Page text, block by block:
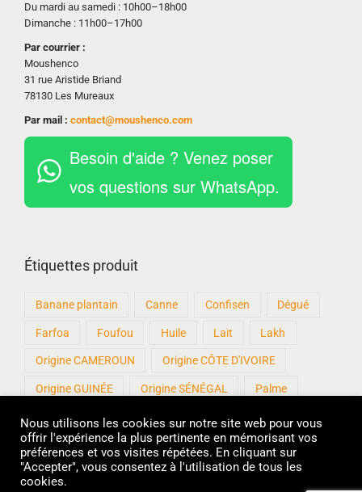
Du mardi au samedi : 10h00–18h00
Dimanche : 11h00–17h00
Par courrier :
Moushenco
31 rue Aristide Briand
78130 Les Mureaux
Par mail : contact@moushenco.com
Besoin d'aide ? Venez poser
vos questions sur WhatsApp.
Étiquettes produit
Banane plantain Canne Confisen Dégué
Farfoa Foufou Huile Lait Lakh
Origine CAMEROUN Origine CÔTE D'IVOIRE
Origine GUINÉE Origine SÉNÉGAL Palme
Patisen Produits artisanaux Roux
sans Gluten Sucre Thiakry Thiere
Nous utilisons les cookies sur notre site web pour vous
offrir l'expérience la plus pertinente en mémorisant vos
préférences et vos visites répétées. En cliquant sur
"Accepter", vous consentez à l'utilisation de tous les
cookies.